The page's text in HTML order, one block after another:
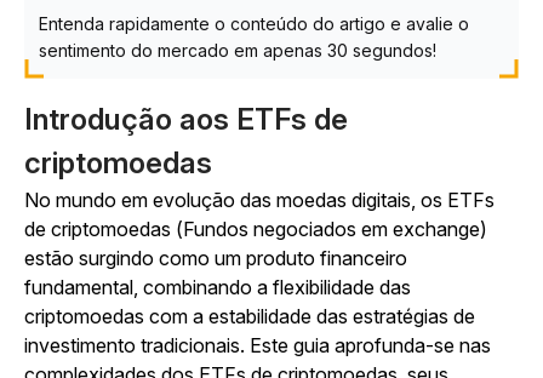
Entenda rapidamente o conteúdo do artigo e avalie o
sentimento do mercado em apenas 30 segundos!
Introdução aos ETFs de
criptomoedas
No mundo em evolução das moedas digitais, os ETFs
de criptomoedas (Fundos negociados em exchange)
estão surgindo como um produto financeiro
fundamental, combinando a flexibilidade das
criptomoedas com a estabilidade das estratégias de
investimento tradicionais. Este guia aprofunda-se nas